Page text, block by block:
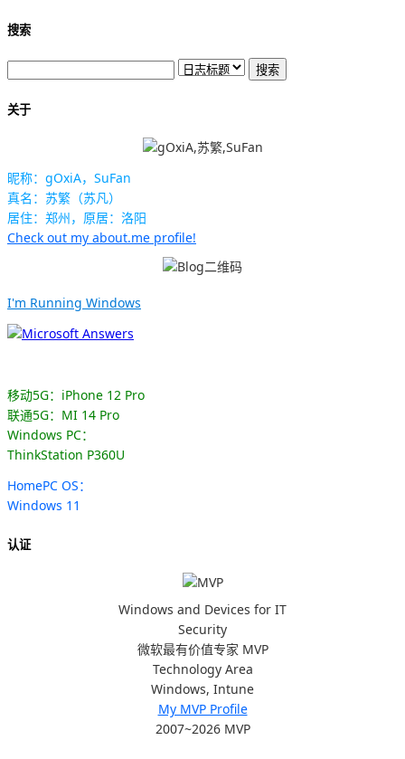
搜索
关于
昵称：gOxiA，SuFan
真名：苏繁（苏凡）
居住：郑州，原居：洛阳
Check out my about.me profile!
I'm Running Windows
移动5G：iPhone 12 Pro
联通5G：MI 14 Pro
Windows PC：
ThinkStation P360U
HomePC OS：
Windows 11
认证
Windows and Devices for IT
Security
微软最有价值专家 MVP
Technology Area
Windows, Intune
My MVP Profile
2007~2026 MVP